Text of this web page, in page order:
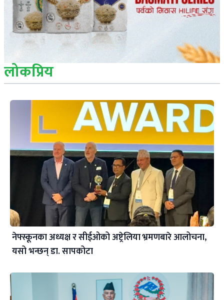
लोकप्रिय
नेफ्स्कूनका अध्यक्ष र सीईओको अष्ट्रेलिया भ्रमणबारे आलोचना,
यसो भन्छन् डा‍. सापकोटा